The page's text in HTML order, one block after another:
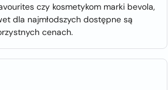
czy kosmetykom marki bevola,
dla najmłodszych dostępne są
cenach.